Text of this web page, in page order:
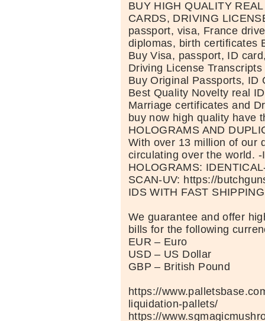
BUY HIGH QUALITY
CARDS, DRIVING
passport, visa, France
diplomas, birth certificates
Buy Visa, passport, ID
Driving License Transcripts
Buy Original Passports, ID
Best Quality Novelty real
Marriage certificates and
buy now high quality have
HOLOGRAMS AND
With over 13 million of our
circulating over the world.
HOLOGRAMS:
SCAN-UV: https://
IDS WITH FAST SHIPPING
We guarantee and offer
bills for the following
EUR – Euro
USD – US Dollar
GBP – British Pound
https://
liquidation-pallets/
https://